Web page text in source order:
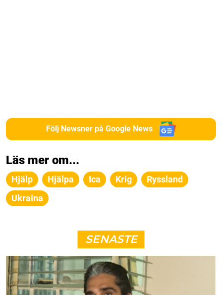
Följ Newsner på Google News
Läs mer om...
Hjälp Hjälpa Ica Krig
Ryssland
Ukraina
SENASTE